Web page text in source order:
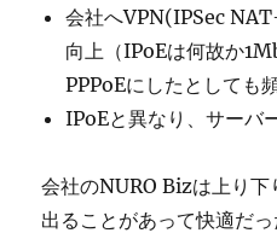
会社へVPN(IPSec
向上（IPoEは何故か
PPPoEにしたとしても
IPoEと異なり、サーバ
会社のNURO Bizは上り
出ることがあって快適だ